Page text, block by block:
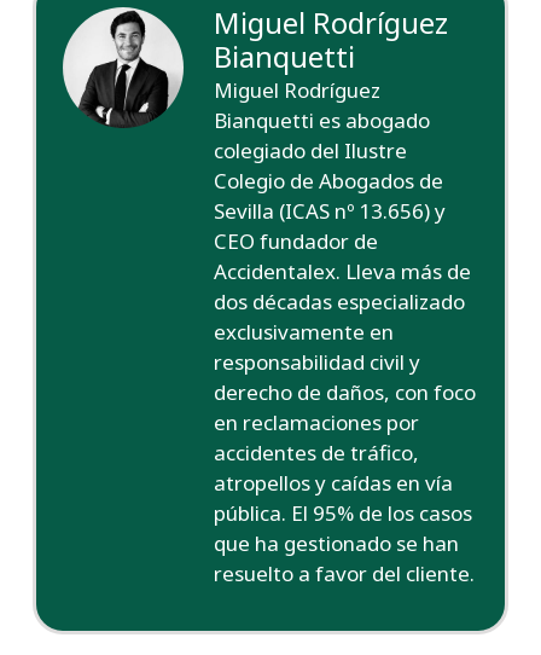
Miguel Rodríguez
Bianquetti
Miguel Rodríguez
Bianquetti es abogado
colegiado del Ilustre
Colegio de Abogados de
Sevilla (ICAS nº 13.656) y
CEO fundador de
Accidentalex. Lleva más de
dos décadas especializado
exclusivamente en
responsabilidad civil y
derecho de daños, con foco
en reclamaciones por
accidentes de tráfico,
atropellos y caídas en vía
pública. El 95% de los casos
que ha gestionado se han
resuelto a favor del cliente.